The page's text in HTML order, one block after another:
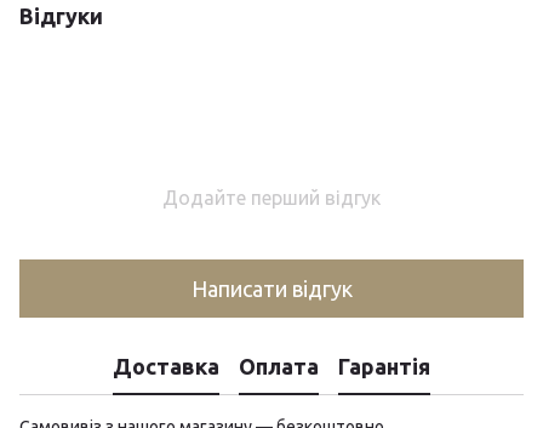
Відгуки
Додайте перший відгук
Написати відгук
Доставка Оплата Гарантія